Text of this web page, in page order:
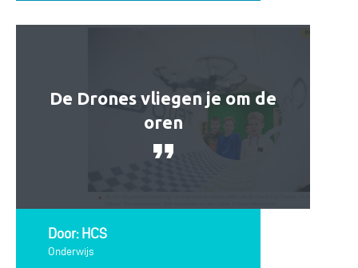
De Drones vliegen je om de
oren
Door: HCS
Onderwijs